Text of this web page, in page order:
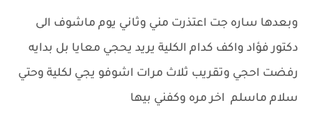
وبعدها ساره جت اعتذرت مني وثاني يوم ماشوف الى
دكتور فؤاد واكف كدام الكلية يريد يحجي معايا بل بدايه
رفضت احجي وتقريب ثلاث مرات اشوفو يجي لكلية وحتي
سلام ماسلم اخر مره وكفني بيها